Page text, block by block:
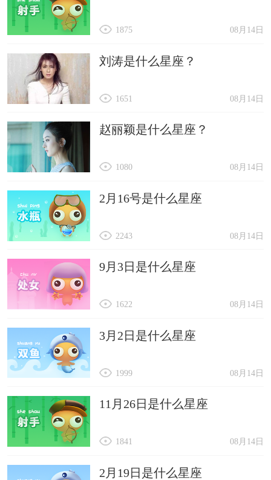
08月14日
1875
刘涛是什么星座？
08月14日
1651
赵丽颖是什么星座？
08月14日
1080
2月16号是什么星座
08月14日
2243
9月3日是什么星座
08月14日
1622
3月2日是什么星座
08月14日
1999
11月26日是什么星座
08月14日
1841
2月19日是什么星座